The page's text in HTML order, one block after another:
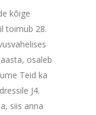
kõige
toimub 28.
osaleb
Teid ka
J4.
siis anna